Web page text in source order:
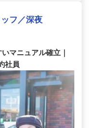
フ／深夜
マニュアル確立｜
社員